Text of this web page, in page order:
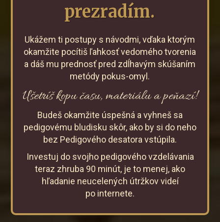
prezradím.
Ukážem ti postupy s návodmi, vďaka ktorým
okamžite pocítiš ľahkosť vedomého tvorenia
a dáš mu prednosť pred zdĺhavým skúšaním
metódy pokus-omyl.
Ušetríš kopu času, materiálu a peňazí!
Budeš okamžite úspešná a vyhneš sa
pedigovému bludisku skôr, ako by si do neho
bez Pedigového desatora vstúpila.
Investuj do svojho pedigového vzdelávania
teraz zhruba 90 minút, je to menej, ako
hľadanie neucelených útržkov videí
po internete.